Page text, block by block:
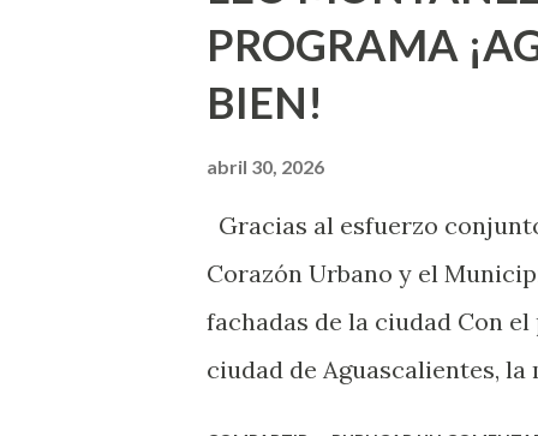
sexuales no son expertos o
nuevo que aprender y
como cualquier persona
cuando ambas partes son
PROGRAMA
BIEN!
abril 30, 2026
Gracias al esfuerzo
Corazón Urbano y el
fachadas de la ciudad Con
ciudad de Aguascalientes, la